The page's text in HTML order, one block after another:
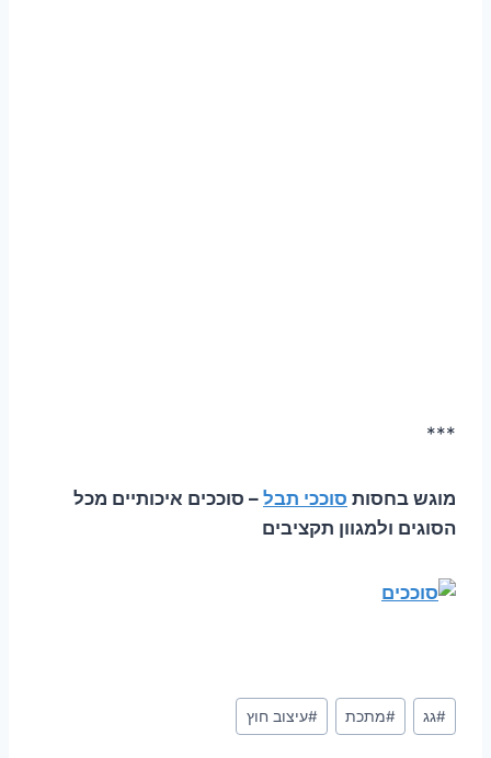
***
מוגש בחסות סוככי תבל – סוככים איכותיים מכל
הסוגים ולמגוון תקציבים
Post
Tags:
#גג #מתכת #עיצוב חוץ